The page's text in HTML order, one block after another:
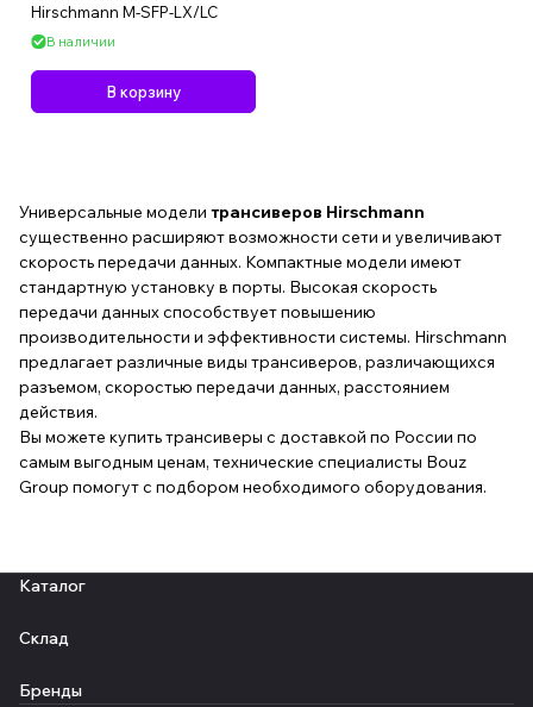
Hirschmann M-SFP-LX/LC
В наличии
В корзину
Универсальные модели трансиверов Hirschmann
существенно расширяют возможности сети и увеличивают
скорость передачи данных. Компактные модели имеют
стандартную установку в порты. Высокая скорость
передачи данных способствует повышению
производительности и эффективности системы. Hirschmann
предлагает различные виды трансиверов, различающихся
разъемом, скоростью передачи данных, расстоянием
действия.
Вы можете купить трансиверы с доставкой по России по
самым выгодным ценам, технические специалисты Bouz
Group помогут с подбором необходимого оборудования.
Каталог
Склад
Бренды